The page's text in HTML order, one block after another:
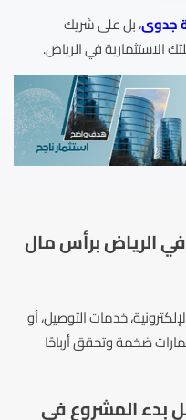
جدوى، بل على شريك
الاستثمارية في الرياض.
الرياض برأس مال
خدمات التوصيل، أو
ضخمة وتحقق أرباحًا
بدء المشروع في